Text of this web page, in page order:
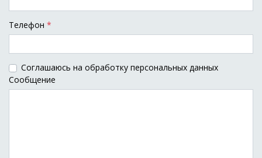
Tелефон *
Соглашаюсь на обработку персональных данных
Сообщение